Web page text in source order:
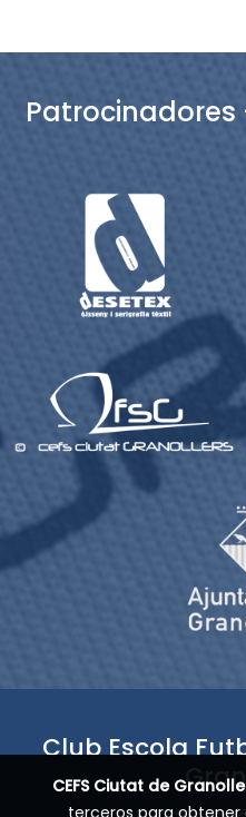
Club Escola
CEFS Ciutat de
terceros para